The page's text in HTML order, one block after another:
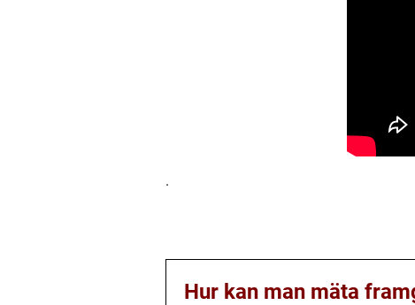
.
Hur kan man mäta